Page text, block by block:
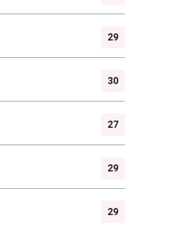
29
30
27
29
29